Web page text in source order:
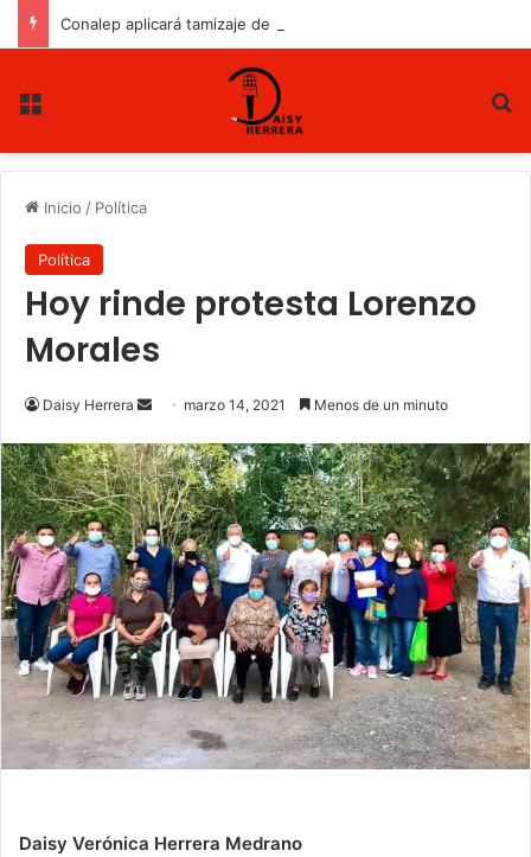
Inicio / Política
Política
Hoy rinde protesta Lorenzo
Morales
Daisy Herrera
n
d
a
n
e
m
a
i
l
marzo 14, 2021 Menos de un minuto
Daisy Verónica Herrera Medrano